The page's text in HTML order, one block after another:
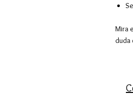
Mira
duda